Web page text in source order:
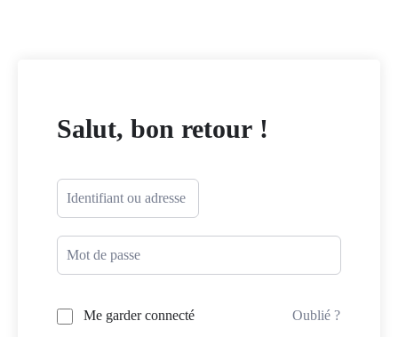
Salut, bon retour !
Me garder connecté Oublié ?